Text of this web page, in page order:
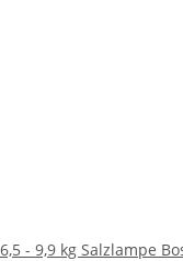
6,5 - 9,9 kg Salzlampe